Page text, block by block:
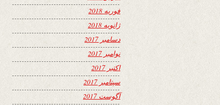
فوریه 2018
ژانویه 2018
دسامبر 2017
نوامبر 2017
اکتبر 2017
سپتامبر 2017
آگوست 2017